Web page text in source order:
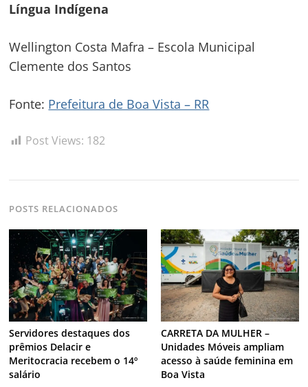
Língua Indígena
Wellington Costa Mafra – Escola Municipal
Clemente dos Santos
Fonte: Prefeitura de Boa Vista – RR
Post Views: 182
POSTS RELACIONADOS
Servidores destaques dos
prêmios Delacir e
Meritocracia recebem o 14º
salário
CARRETA DA MULHER –
Unidades Móveis ampliam
acesso à saúde feminina em
Boa Vista